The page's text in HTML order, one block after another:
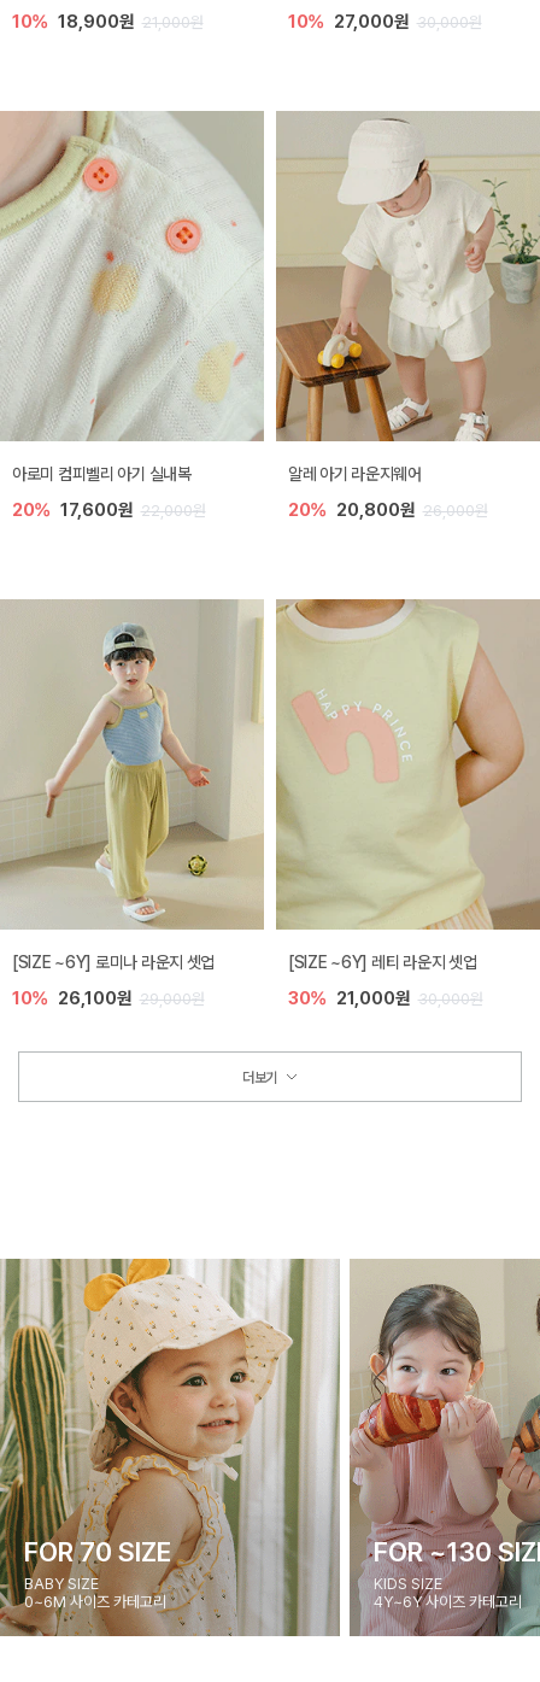
10% 18,900원 21,000원 10% 27,000원 30,000원
아로미 컴피벨리 아기 실내복
20% 17,600원 22,000원
알레 아기 라운지웨어
20% 20,800원 26,000원
[SIZE ~6Y] 로미나 라운지 셋업
10% 26,100원 29,000원
[SIZE ~6Y] 레티 라운지 셋업
30% 21,000원 30,000원
더보기
FOR 70 SIZE
BABY SIZE
0~6M 사이즈 카테고리
FOR ~130
KIDS SIZE
4Y~6Y 사이즈 카테고리